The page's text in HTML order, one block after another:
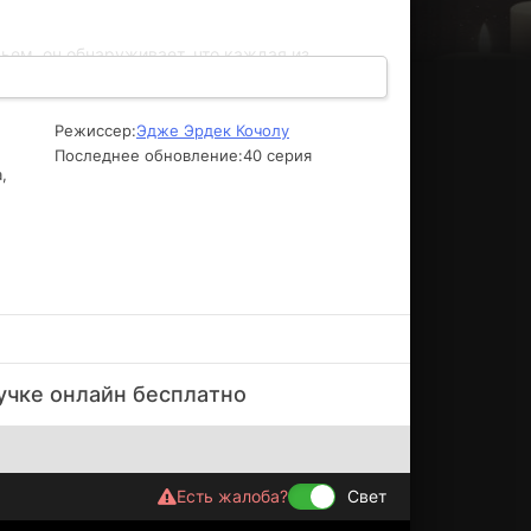
он обнаруживает, что каждая из
нарастают, а с ними и опасности, которые
и героини сталкиваются с интригами,
«Чужие секреты» предлагает зрителям
открывает еще больше тайн, а доверие
Режиссер:Эдже Эрдек Кочолу
Последнее обновление:40 серия
oнлaйн бecплaтнo
Есть жалоба? Свет